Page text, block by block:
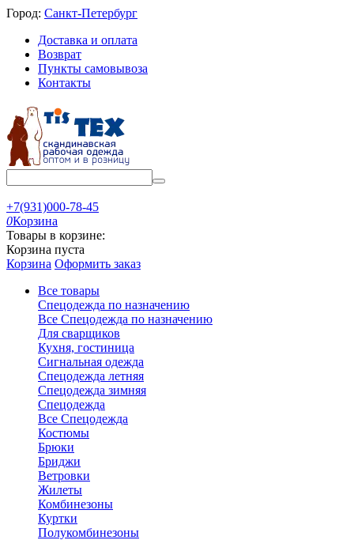
Город: Санкт-Петербург
Доставка и оплата
Возврат
Пункты самовывоза
Контакты
+7(931)000-78-45
0Корзина
Товары в корзине:
Корзина пуста
Корзина Оформить заказ
Все товары
Спецодежда по назначению
Все Спецодежда по назначению
Для сварщиков
Кухня, гостиница
Сигнальная одежда
Спецодежда летняя
Спецодежда зимняя
Спецодежда
Все Спецодежда
Костюмы
Брюки
Бриджи
Ветровки
Жилеты
Комбинезоны
Куртки
Полукомбинезоны